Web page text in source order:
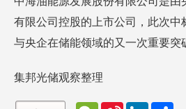
有限公司控股的上市公司，此次中
与央企在储能领域的又一次重要突
集邦光储观察整理